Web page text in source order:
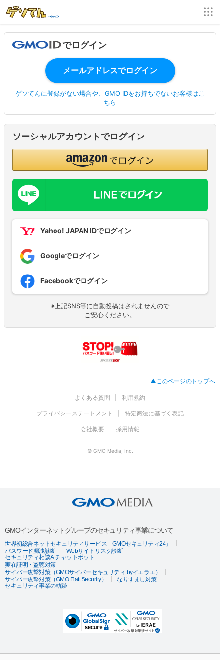
でログイン
ゲソてんに登録がない場合や、GMO IDをお持ちでないお客様はこ
ちら
ソーシャルアカウントでログイン
Yahoo! JAPAN IDでログイン
Googleでログイン
Facebookでログイン
※上記SNS等に自動投稿はされませんので
ご安心ください。
▲このページのトップへ
よくある質問 利用規約
プライバシーステートメント 特定商法に基づく表記
会社概要 採用情報
© GMO Media, Inc.
GMOインターネットグループのセキュリティ事業について
世界初総合ネットセキュリティサービス「GMOセキュリティ24」
パスワード漏洩診断
Webサイトリスク診断
セキュリティ相談AIチャットボット
実在証明・盗聴対策
サイバー攻撃対策（GMOサイバーセキュリティ byイエラエ）
サイバー攻撃対策（GMO Flatt Security）
なりすまし対策
セキュリティ事業の軌跡